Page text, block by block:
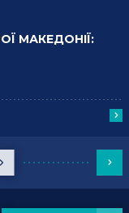
МАКЕДОНІЇ: